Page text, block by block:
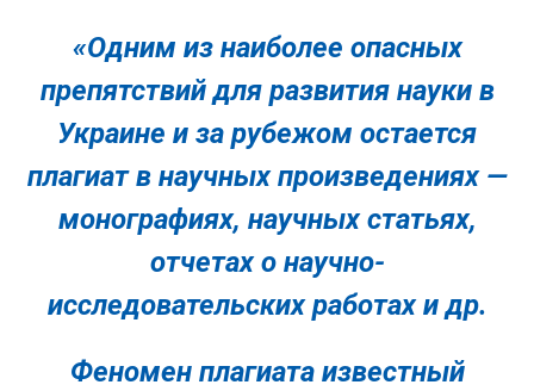
«Одним из наиболее опасных
препятствий для развития науки в
Украине и за рубежом остается
плагиат в научных произведениях —
монографиях, научных статьях,
отчетах о научно-
исследовательских работах и др.
Феномен плагиата известный